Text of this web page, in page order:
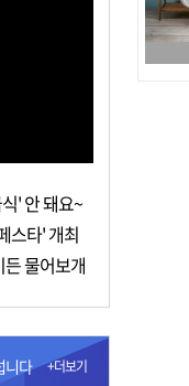
' 안 돼요~
스타' 개최
든 물어보개
니다 +더보기